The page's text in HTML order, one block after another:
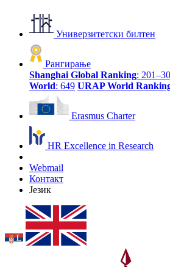
Универзитетски билтен
Рангирање
Shanghai Global Ranking:
World: 649 URAP World
Erasmus Charter
HR Excellence in Research
Webmail
Контакт
Језик